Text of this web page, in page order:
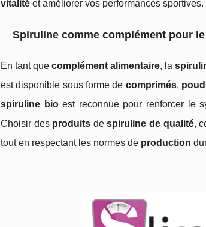
vitalité et améliorer vos performances sportives.
Spiruline comme complément pour le
En tant que complément alimentaire, la
est disponible sous forme de comprimés,
spiruline bioest reconnue pour renforcer le
Choisir des produits despiruline de qualité,
tout en respectant les normes de production